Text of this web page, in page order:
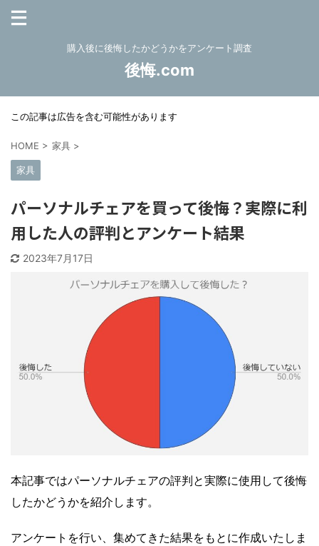
購入後に後悔したかどうかをアンケート調査
後悔.com
この記事は広告を含む可能性があります
HOME > 家具 >
家具
パーソナルチェアを買って後悔？実際に利
用した人の評判とアンケート結果
2023年7月17日
本記事ではパーソナルチェアの評判と実際に使用して後悔
したかどうかを紹介します。
アンケートを行い、集めてきた結果をもとに作成いたしま